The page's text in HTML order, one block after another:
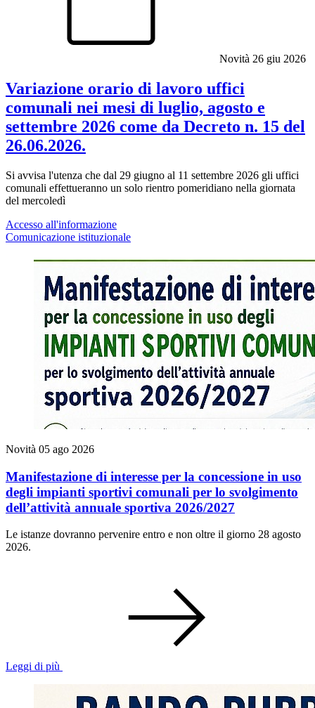
Novità 26 giu 2026
Variazione orario di lavoro uffici
comunali nei mesi di luglio, agosto e
settembre 2026 come da Decreto n. 15 del
26.06.2026.
Si avvisa l'utenza che dal 29 giugno al 11 settembre 2026 gli uffici
comunali effettueranno un solo rientro pomeridiano nella giornata
del mercoledì
Accesso all'informazione
Comunicazione istituzionale
Novità 05 ago 2026
Manifestazione di interesse per la concessione in uso
degli impianti sportivi comunali per lo svolgimento
dell’attività annuale sportiva 2026/2027
Le istanze dovranno pervenire entro e non oltre il giorno 28 agosto
2026.
Leggi di più